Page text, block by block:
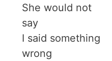
She would not
say
I said something
wrong